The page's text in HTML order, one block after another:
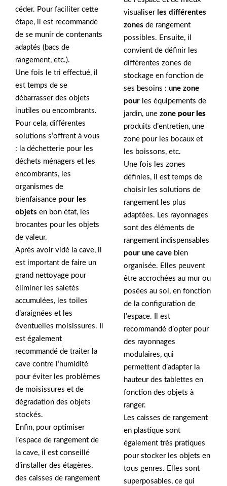
céder. Pour faciliter cette
étape, il est recommandé
de se munir de contenants
adaptés (bacs de
rangement, etc.).
Une fois le tri effectué, il
est temps de se
débarrasser des objets
inutiles ou encombrants.
Pour cela, différentes
solutions s’offrent à vous
: la déchetterie pour les
déchets ménagers et les
encombrants, les
organismes de
bienfaisance pour les
objets en bon état, les
brocantes pour les objets
de valeur.
Après avoir vidé la cave, il
est important de faire un
grand nettoyage pour
éliminer les saletés
accumulées, les toiles
d’araignées et les
éventuelles moisissures. Il
est également
recommandé de traiter la
cave contre l’humidité
pour éviter les problèmes
de moisissures et de
dégradation des objets
stockés.
Enfin, pour optimiser
l’espace de rangement de
la cave, il est conseillé
d’installer des étagères,
des caisses de rangement
visualiser les différentes
zones de rangement
possibles. Ensuite, il
convient de définir les
différentes zones de
stockage en fonction de
ses besoins : une zone
pour les équipements de
jardin, une zone pour les
produits d’entretien, une
zone pour les bocaux et
les boissons, etc.
Une fois les zones
définies, il est temps de
choisir les solutions de
rangement les plus
adaptées. Les rayonnages
sont des éléments de
rangement indispensables
pour une cave bien
organisée. Elles peuvent
être accrochées au mur ou
posées au sol, en fonction
de la configuration de
l’espace. Il est
recommandé d’opter pour
des rayonnages
modulaires, qui
permettent d’adapter la
hauteur des tablettes en
fonction des objets à
ranger.
Les caisses de rangement
en plastique sont
également très pratiques
pour stocker les objets en
tous genres. Elles sont
superposables, ce qui